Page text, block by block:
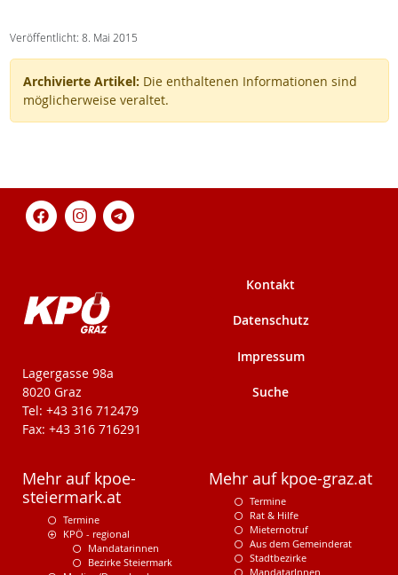
Veröffentlicht: 8. Mai 2015
Archivierte Artikel: Die enthaltenen Informationen sind
möglicherweise veraltet.
KPÖ-Steiermark
Lagergasse 98a
8020 Graz
Tel: +43 316 712479
Fax: +43 316 716291
Kontakt
Datenschutz
Impressum
Suche
Mehr auf kpoe-
steiermark.at
Termine
KPÖ - regional
Mandatarinnen
Bezirke Steiermark
Mehr auf kpoe-graz.at
Termine
Rat & Hilfe
Mieternotruf
Aus dem Gemeinderat
Stadtbezirke
MandatarInnen